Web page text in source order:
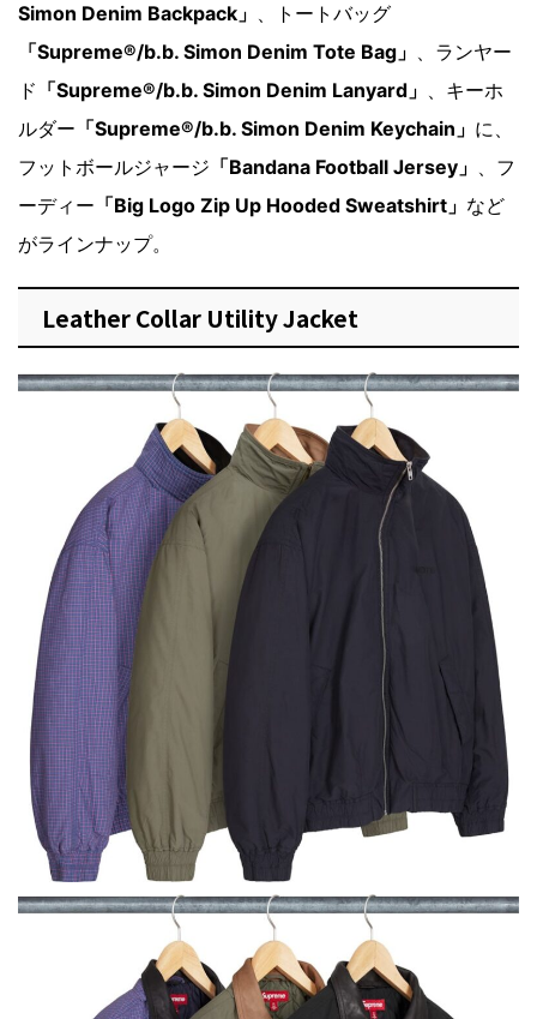
Simon Denim Backpack」 、トートバッグ
「Supreme®/b.b. Simon Denim Tote Bag」 、ランヤー
ド 「Supreme®/b.b. Simon Denim Lanyard」 、キーホ
ルダー 「Supreme®/b.b. Simon Denim Keychain」 に、
フットボールジャージ 「Bandana Football Jersey」 、フ
ーディー 「Big Logo Zip Up Hooded Sweatshirt」 など
がラインナップ。
Leather Collar Utility Jacket